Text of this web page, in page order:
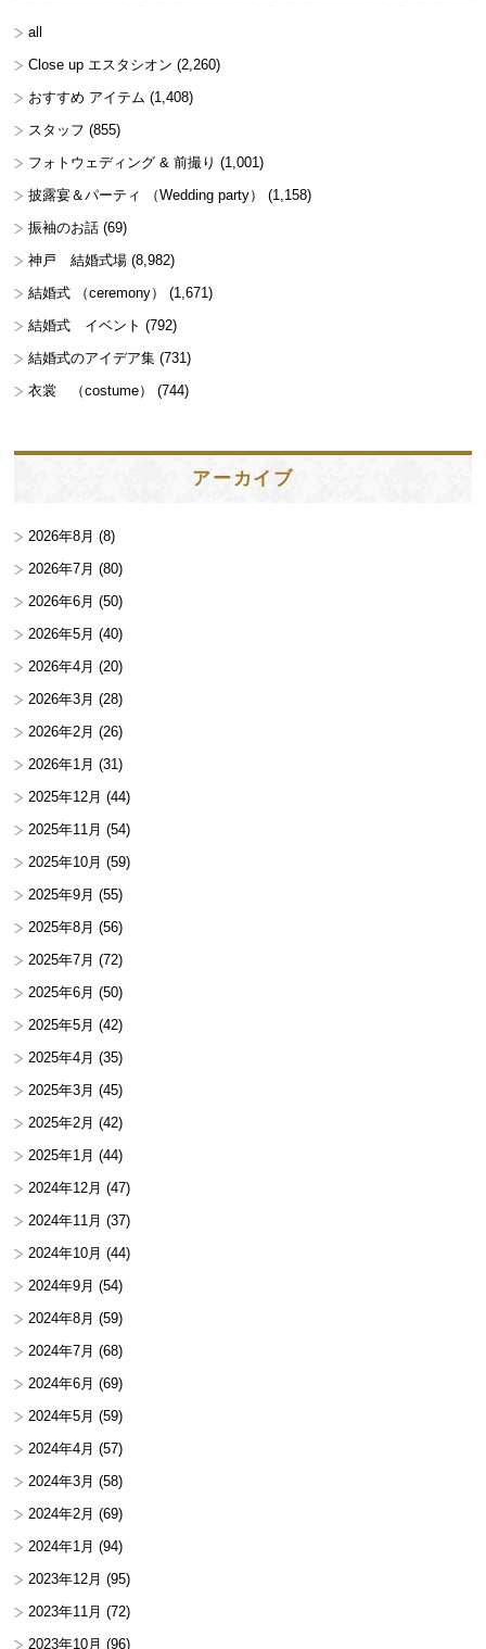
all
Close up エスタシオン (2,260)
おすすめ アイテム (1,408)
スタッフ (855)
フォトウェディング & 前撮り (1,001)
披露宴＆パーティ （Wedding party）
(1,158)
振袖のお話 (69)
神戸 結婚式場 (8,982)
結婚式 （ceremony）
(1,671)
結婚式 イベント (792)
結婚式のアイデア集 (731)
衣裳 （costume）
(744)
アーカイブ
2026年8月 (8)
2026年7月 (80)
2026年6月 (50)
2026年5月 (40)
2026年4月 (20)
2026年3月 (28)
2026年2月 (26)
2026年1月 (31)
2025年12月 (44)
2025年11月 (54)
2025年10月 (59)
2025年9月 (55)
2025年8月 (56)
2025年7月 (72)
2025年6月 (50)
2025年5月 (42)
2025年4月 (35)
2025年3月 (45)
2025年2月 (42)
2025年1月 (44)
2024年12月 (47)
2024年11月 (37)
2024年10月 (44)
2024年9月 (54)
2024年8月 (59)
2024年7月 (68)
2024年6月 (69)
2024年5月 (59)
2024年4月 (57)
2024年3月 (58)
2024年2月 (69)
2024年1月 (94)
2023年12月 (95)
2023年11月 (72)
2023年10月 (96)